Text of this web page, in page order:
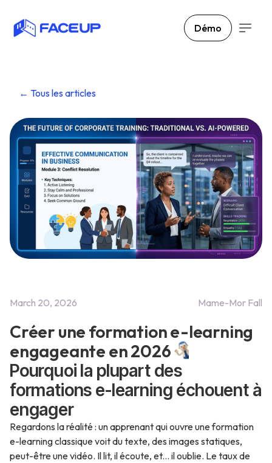
Démo
← Tous les articles
March 20, 2026 Mame-Mor Fall
Créer une formation e-learning
engageante en 2026
Pourquoi la plupart des
formations e-learning échouent à
engager
Regardons la réalité : un apprenant qui ouvre une formation
e-learning classique voit du texte, des images statiques,
peut-être une vidéo. Il lit, il écoute, et... il oublie. Le taux de